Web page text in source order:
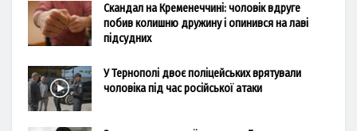
Скандал на Кременеччині: чоловік вдруге
побив колишню дружину і опинився на лаві
підсудних
У Тернополі двоє поліцейських врятували
чоловіка під час російської атаки